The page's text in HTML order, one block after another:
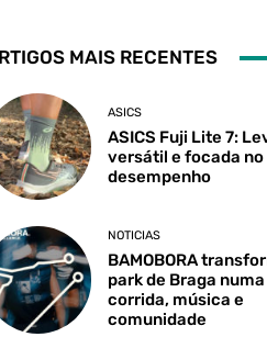
MAIS RECENTES
ASICS
ASICS Fuji Lite 7:
versátil e focada no
desempenho
NOTICIAS
BAMOBORA
park de Braga
corrida, música e
comunidade